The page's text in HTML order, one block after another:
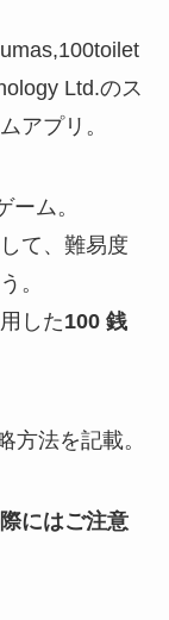
Ltd.のス
アプリ。
ム。
て、難易度
。
した100 銭
方法を記載。
にはご注意